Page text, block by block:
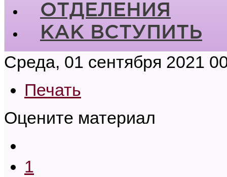
ОТДЕЛЕНИЯ
КАК ВСТУПИТЬ
Среда, 01 сентября 2021
Печать
Оцените материал
1